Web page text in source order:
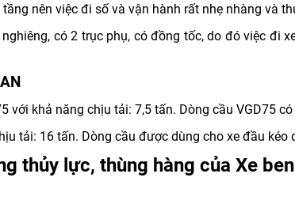
nên việc đi số và vận hành rất nhẹ nhàng và
có 2 trục phụ, có đồng tốc, do đó việc đi
với khả năng chịu tải: 7,5 tấn. Dòng cầu VGD75
tải: 16 tấn. Dòng cầu được dùng cho xe đầu kéo
thủy lực, thùng hàng của Xe